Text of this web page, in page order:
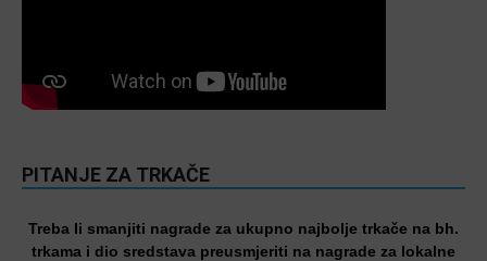
PITANJE ZA TRKAČE
Treba li smanjiti nagrade za ukupno najbolje trkače na bh.
trkama i dio sredstava preusmjeriti na nagrade za lokalne